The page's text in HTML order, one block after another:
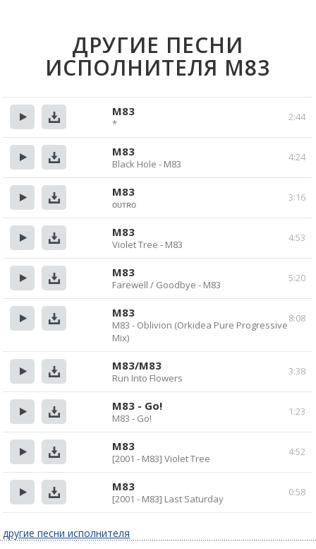
ДРУГИЕ ПЕСНИ
ИСПОЛНИТЕЛЯ M83
Прослушать
Скачать
2:44
M83
*
Прослушать
Скачать
4:24
M83
Black Hole - M83
Прослушать
Скачать
3:16
M83
ᴏᴜᴛʀᴏ
Прослушать
Скачать
4:53
M83
Violet Tree - M83
Прослушать
Скачать
5:20
M83
Farewell / Goodbye - M83
8:08
M83
M83 - Oblivion (Orkidea Pure Progressive
Mix)
Прослушать
Скачать
3:38
M83/M83
Run Into Flowers
Прослушать
Скачать
1:23
M83 - Go!
M83 - Go!
Прослушать
Скачать
4:52
M83
[2001 - M83] Violet Tree
Прослушать
Скачать
0:58
M83
[2001 - M83] Last Saturday
другие песни исполнителя